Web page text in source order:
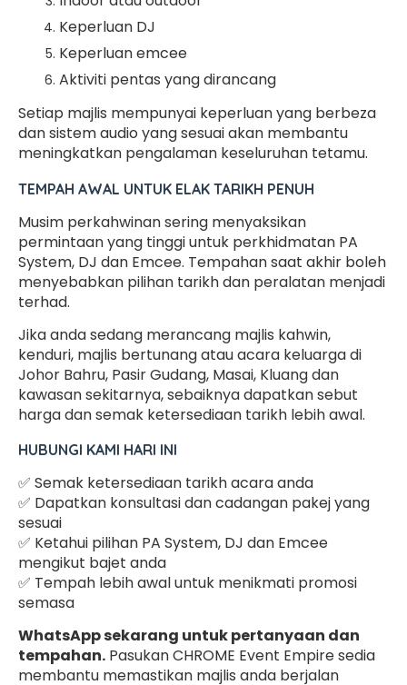
Keperluan DJ
Keperluan emcee
Aktiviti pentas yang dirancang
Setiap majlis mempunyai keperluan yang berbeza
dan sistem audio yang sesuai akan membantu
meningkatkan pengalaman keseluruhan tetamu.
TEMPAH AWAL UNTUK ELAK TARIKH PENUH
Musim perkahwinan sering menyaksikan
permintaan yang tinggi untuk perkhidmatan PA
System, DJ dan Emcee. Tempahan saat akhir boleh
menyebabkan pilihan tarikh dan peralatan menjadi
terhad.
Jika anda sedang merancang majlis kahwin,
kenduri, majlis bertunang atau acara keluarga di
Johor Bahru, Pasir Gudang, Masai, Kluang dan
kawasan sekitarnya, sebaiknya dapatkan sebut
harga dan semak ketersediaan tarikh lebih awal.
HUBUNGI KAMI HARI INI
✅ Semak ketersediaan tarikh acara anda
✅ Dapatkan konsultasi dan cadangan pakej yang
sesuai
✅ Ketahui pilihan PA System, DJ dan Emcee
mengikut bajet anda
✅ Tempah lebih awal untuk menikmati promosi
semasa
WhatsApp sekarang untuk pertanyaan dan
tempahan. Pasukan CHROME Event Empire sedia
membantu memastikan majlis anda berjalan